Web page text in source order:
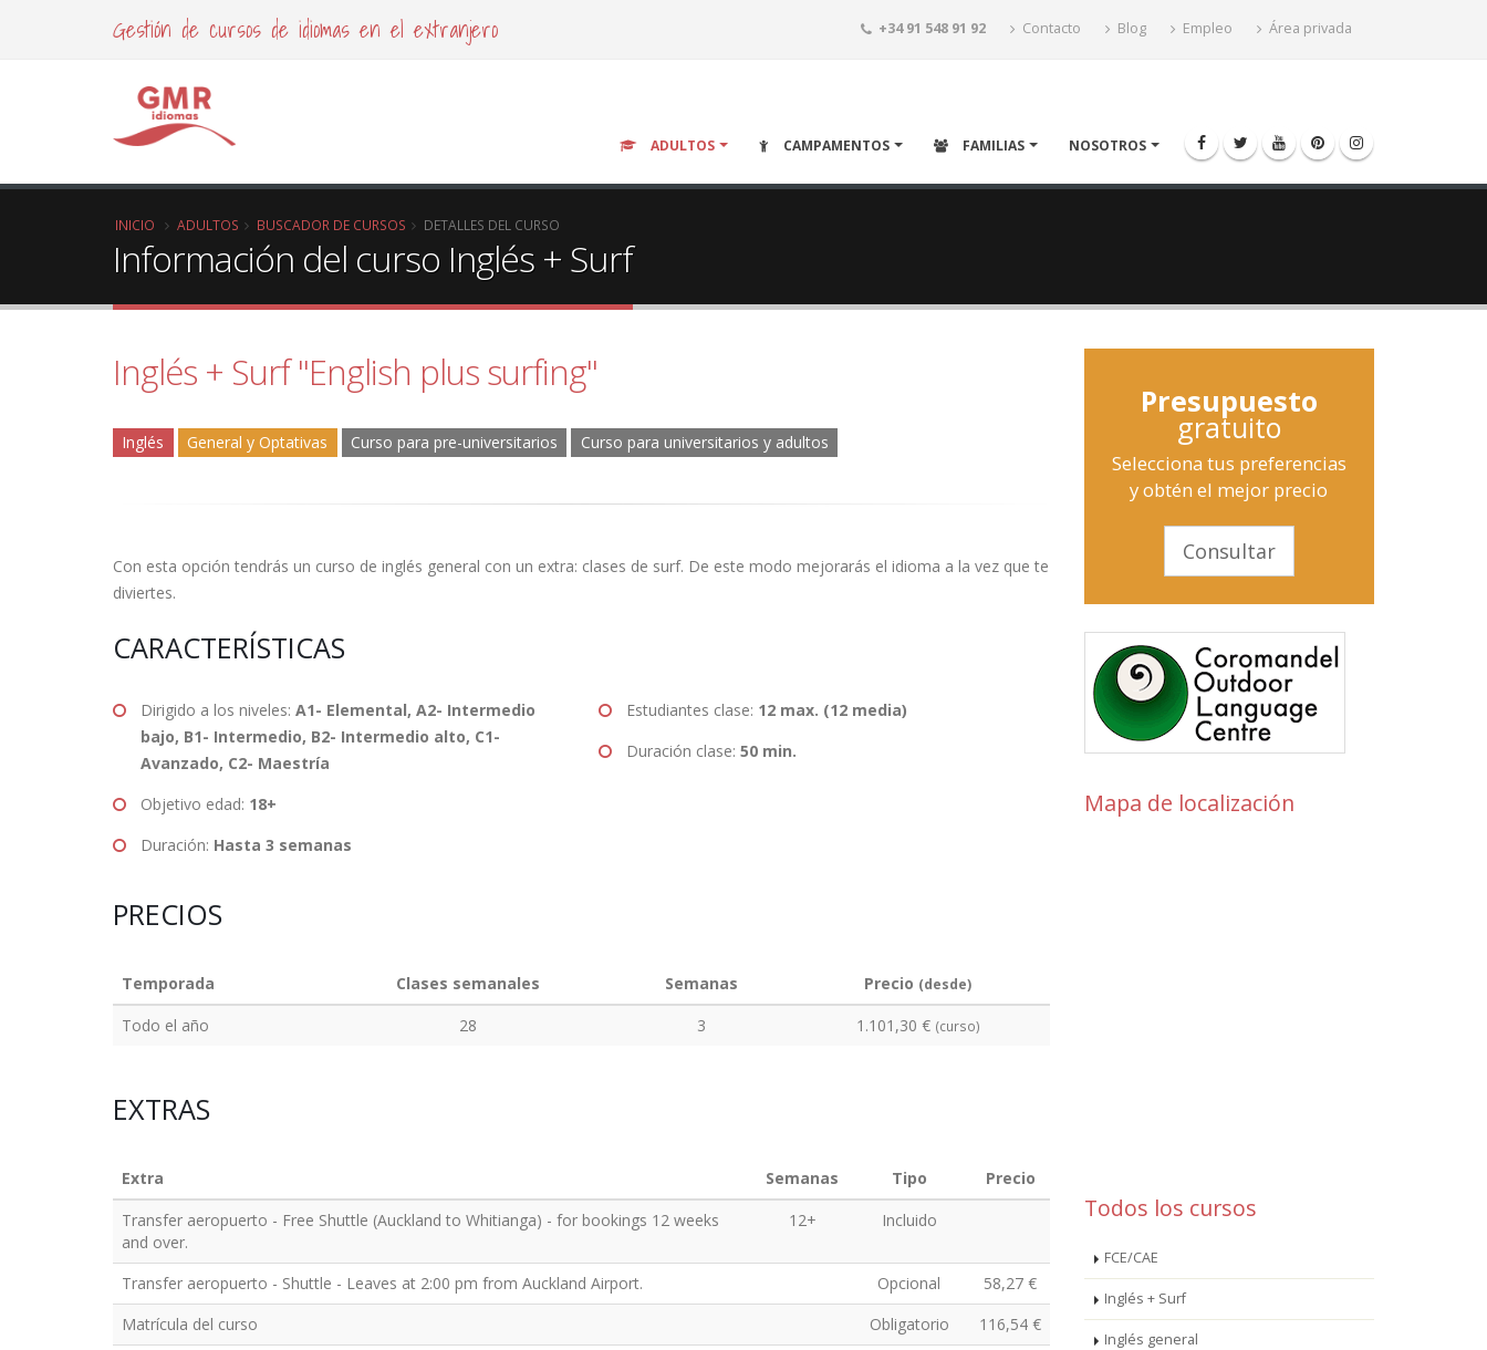
Gestión de cursos de idiomas en el extranjero +34 91 548 91 92 Contacto Blog Empleo Área privada
ADULTOS CAMPAMENTOS FAMILIAS NOSOTROS
INICIO ADULTOS BUSCADOR DE CURSOS DETALLES DEL CURSO
Información del curso Inglés + Surf
Inglés + Surf "English plus surfing"
Inglés General y Optativas Curso para pre-universitarios Curso para universitarios y adultos
Con esta opción tendrás un curso de inglés general con un extra: clases de surf. De este modo mejorarás el idioma a la vez que te
diviertes.
CARACTERÍSTICAS
Dirigido a los niveles: A1- Elemental, A2- Intermedio
bajo, B1- Intermedio, B2- Intermedio alto, C1-
Avanzado, C2- Maestría
Objetivo edad: 18+
Duración: Hasta 3 semanas
Estudiantes clase: 12 max. (12 media)
Duración clase: 50 min.
PRECIOS
Temporada Clases semanales Semanas Precio (desde)
Todo el año 28 3 1.101,30 € (curso)
EXTRAS
Extra Semanas Tipo
Precio
Transfer aeropuerto - Free Shuttle (Auckland to Whitianga) - for bookings 12 weeks
and over.
12+ Incluido
Transfer aeropuerto - Shuttle - Leaves at 2:00 pm from Auckland Airport. Opcional
58,27 €
Matrícula del curso
Obligatorio
116,54 €
Presupuesto
gratuito
Selecciona tus preferencias
y obtén el mejor precio
Consultar
Mapa de localización
Todos los cursos
FCE/CAE
Inglés + Surf
Inglés general